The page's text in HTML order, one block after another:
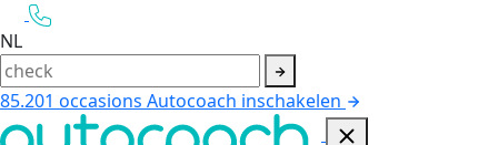
NL
85.201 occasions Autocoach inschakelen